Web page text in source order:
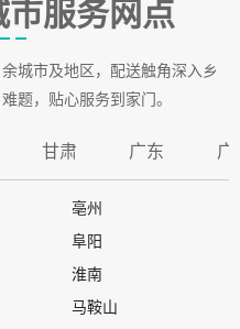
服务网点
城市及地区，配送触角深入乡
题，贴心服务到家门。
甘肃 广东 广
亳州
阜阳
淮南
马鞍山